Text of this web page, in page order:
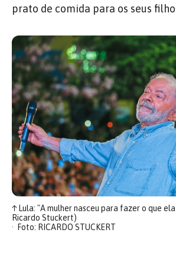
prato de comida para os seus
↑Lula: "A mulher nasceu para fazer o que
Ricardo Stuckert)
Foto: RICARDO STUCKERT